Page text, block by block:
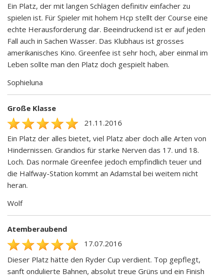
Ein Platz, der mit langen Schlägen definitiv einfacher zu
spielen ist. Für Spieler mit hohem Hcp stellt der Course eine
echte Herausforderung dar. Beeindruckend ist er auf jeden
Fall auch in Sachen Wasser. Das Klubhaus ist grosses
amerikanisches Kino. Greenfee ist sehr hoch, aber einmal im
Leben sollte man den Platz doch gespielt haben.
Sophieluna
Große Klasse
21.11.2016
Ein Platz der alles bietet, viel Platz aber doch alle Arten von
Hindernissen. Grandios für starke Nerven das 17. und 18.
Loch. Das normale Greenfee jedoch empfindlich teuer und
die Halfway-Station kommt an Adamstal bei weitem nicht
heran.
Wolf
Atemberaubend
17.07.2016
Dieser Platz hätte den Ryder Cup verdient. Top gepflegt,
sanft ondulierte Bahnen, absolut treue Grüns und ein Finish